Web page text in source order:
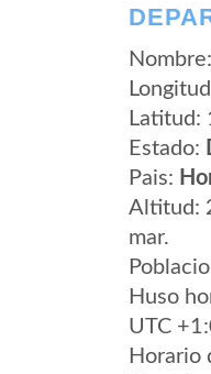
Latitud:
Estado:
Pais:
Altitud:
mar.
Huso
UTC
Horario